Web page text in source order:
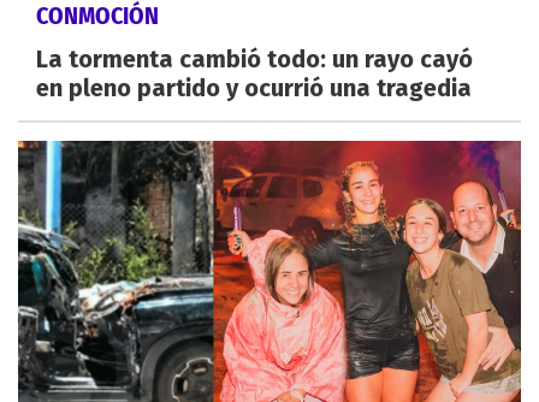
CONMOCIÓN
La tormenta cambió todo: un rayo cayó
en pleno partido y ocurrió una tragedia